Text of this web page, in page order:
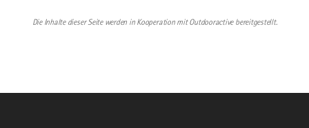
Die Inhalte dieser Seite werden in Kooperation mit Outdooractive bereitgestellt.